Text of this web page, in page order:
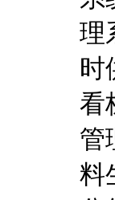
理
时
看
管
料